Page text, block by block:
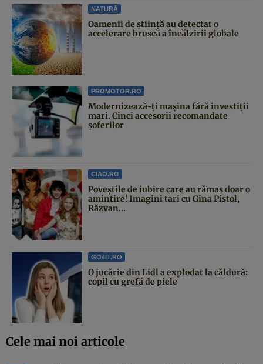
NATURĂ
Oamenii de știință au detectat o
accelerare bruscă a încălzirii globale
PROMOTOR.RO
Modernizează-ți mașina fără investiții
mari. Cinci accesorii recomandate
șoferilor
CIAO.RO
Poveştile de iubire care au rămas doar o
amintire! Imagini tari cu Gina Pistol,
Răzvan...
GO4IT.RO
O jucărie din Lidl a explodat la căldură:
copil cu grefă de piele
Cele mai noi articole